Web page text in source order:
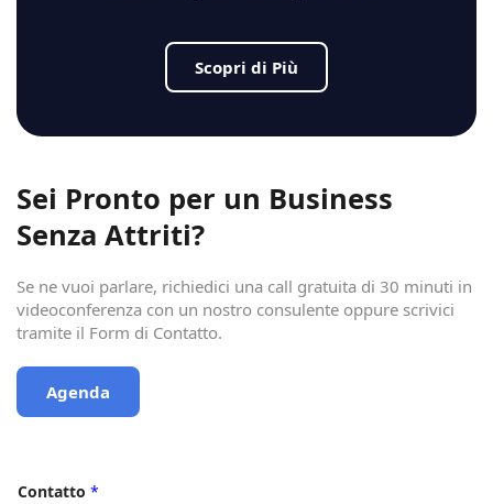
Scopri di Più
Sei Pronto per un Business
Senza Attriti?
Se ne vuoi parlare, richiedici una call gratuita di 30 minuti in
videoconferenza con un nostro consulente oppure scrivici
tramite il Form di Contatto.
Agenda
Contatto *